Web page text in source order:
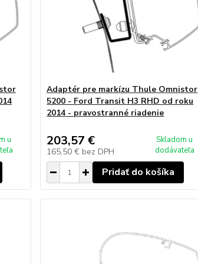
u
Adaptér pre markízu Thule Omnistor
5200 - Ford Transit H3 RHD od roku
2014 - pravostranné riadenie
203,57 €
165,50 € bez DPH
Skladom u
dodávateľa
Pridať do košíka